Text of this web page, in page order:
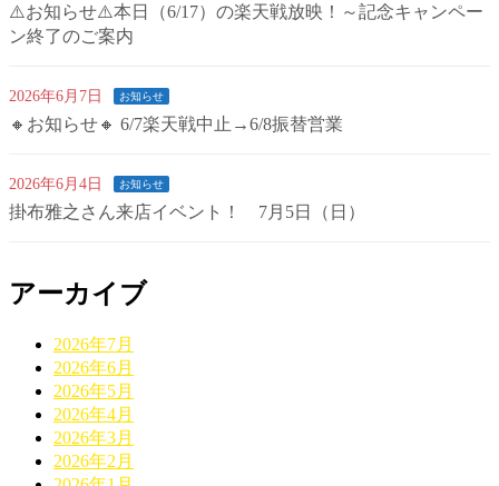
⚠️お知らせ⚠️本日（6/17）の楽天戦放映！～記念キャンペー
ン終了のご案内
2026年6月7日 お知らせ
🔸お知らせ🔸 6/7楽天戦中止→6/8振替営業
2026年6月4日 お知らせ
掛布雅之さん来店イベント！ 7月5日（日）
アーカイブ
2026年7月
2026年6月
2026年5月
2026年4月
2026年3月
2026年2月